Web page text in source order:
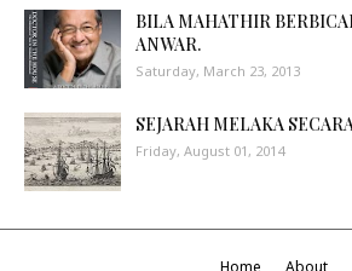
BILA MAHATHIR
ANWAR.
Saturday, March 23, 2013
SEJARAH MELAKA
Friday, August 01, 2014
Home About